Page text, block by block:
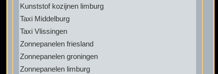
Kunststof kozijnen limburg
Taxi Middelburg
Taxi Vlissingen
Zonnepanelen friesland
Zonnepanelen groningen
Zonnepanelen limburg